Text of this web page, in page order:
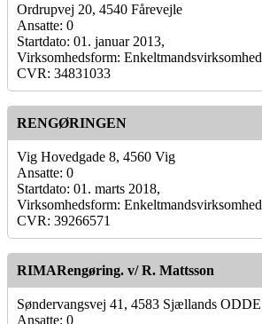
Ordrupvej 20, 4540 Fårevejle
Ansatte: 0
Startdato: 01. januar 2013,
Virksomhedsform: Enkeltmandsvirksomhed
CVR: 34831033
RENGØRINGEN
Vig Hovedgade 8, 4560 Vig
Ansatte: 0
Startdato: 01. marts 2018,
Virksomhedsform: Enkeltmandsvirksomhed
CVR: 39266571
RIMARengøring. v/ R. Mattsson
Søndervangsvej 41, 4583 Sjællands ODDE
Ansatte: 0